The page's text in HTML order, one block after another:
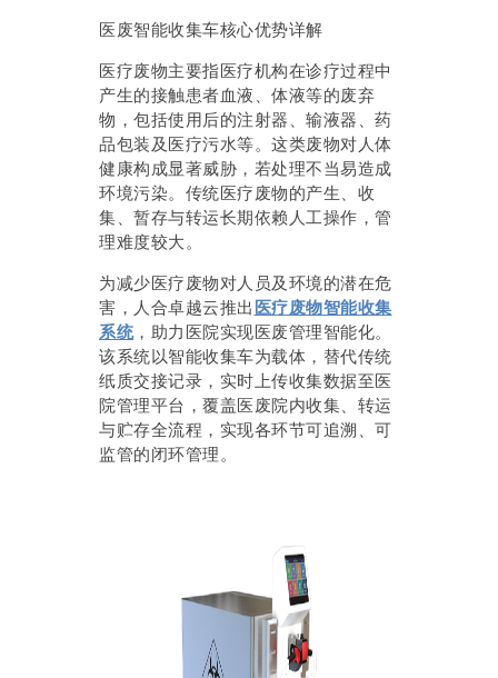
医废智能收集车核心优势详解
医疗废物主要指医疗机构在诊疗过程中
产生的接触患者血液、体液等的废弃
物，包括使用后的注射器、输液器、药
品包装及医疗污水等。这类废物对人体
健康构成显著威胁，若处理不当易造成
环境污染。传统医疗废物的产生、收
集、暂存与转运长期依赖人工操作，管
理难度较大。
为减少医疗废物对人员及环境的潜在危
害，人合卓越云推出 医疗废物智能收集
系统，助力医院实现医废管理智能化。
该系统以智能收集车为载体，替代传统
纸质交接记录，实时上传收集数据至医
院管理平台，覆盖医废院内收集、转运
与贮存全流程，实现各环节可追溯、可
监管的闭环管理。